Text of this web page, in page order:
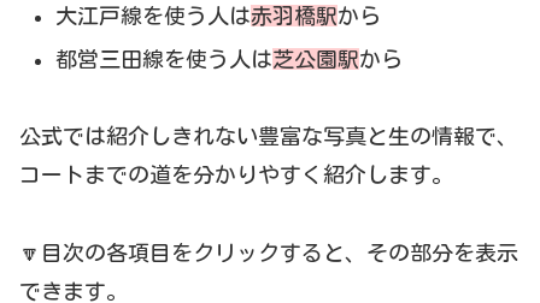
大江戸線を使う人は赤羽橋駅から
都営三田線を使う人は芝公園駅から
公式では紹介しきれない豊富な写真と生の情報で、
コートまでの道を分かりやすく紹介します。
🔽目次の各項目をクリックすると、その部分を表示
できます。